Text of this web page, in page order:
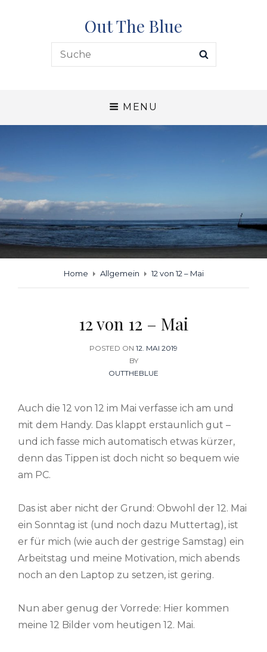
Out The Blue
Search
for:
MENU
Home Allgemein 12 von 12 – Mai
12 von 12 – Mai
POSTED ON POSTED
ON
12. MAI 2019
BY
OUTTHEBLUE
Auch die 12 von 12 im Mai verfasse ich am und
mit dem Handy. Das klappt erstaunlich gut –
und ich fasse mich automatisch etwas kürzer,
denn das Tippen ist doch nicht so bequem wie
am PC.
Das ist aber nicht der Grund: Obwohl der 12. Mai
ein Sonntag ist (und noch dazu Muttertag), ist
er für mich (wie auch der gestrige Samstag) ein
Arbeitstag und meine Motivation, mich abends
noch an den Laptop zu setzen, ist gering.
Nun aber genug der Vorrede: Hier kommen
meine 12 Bilder vom heutigen 12. Mai.